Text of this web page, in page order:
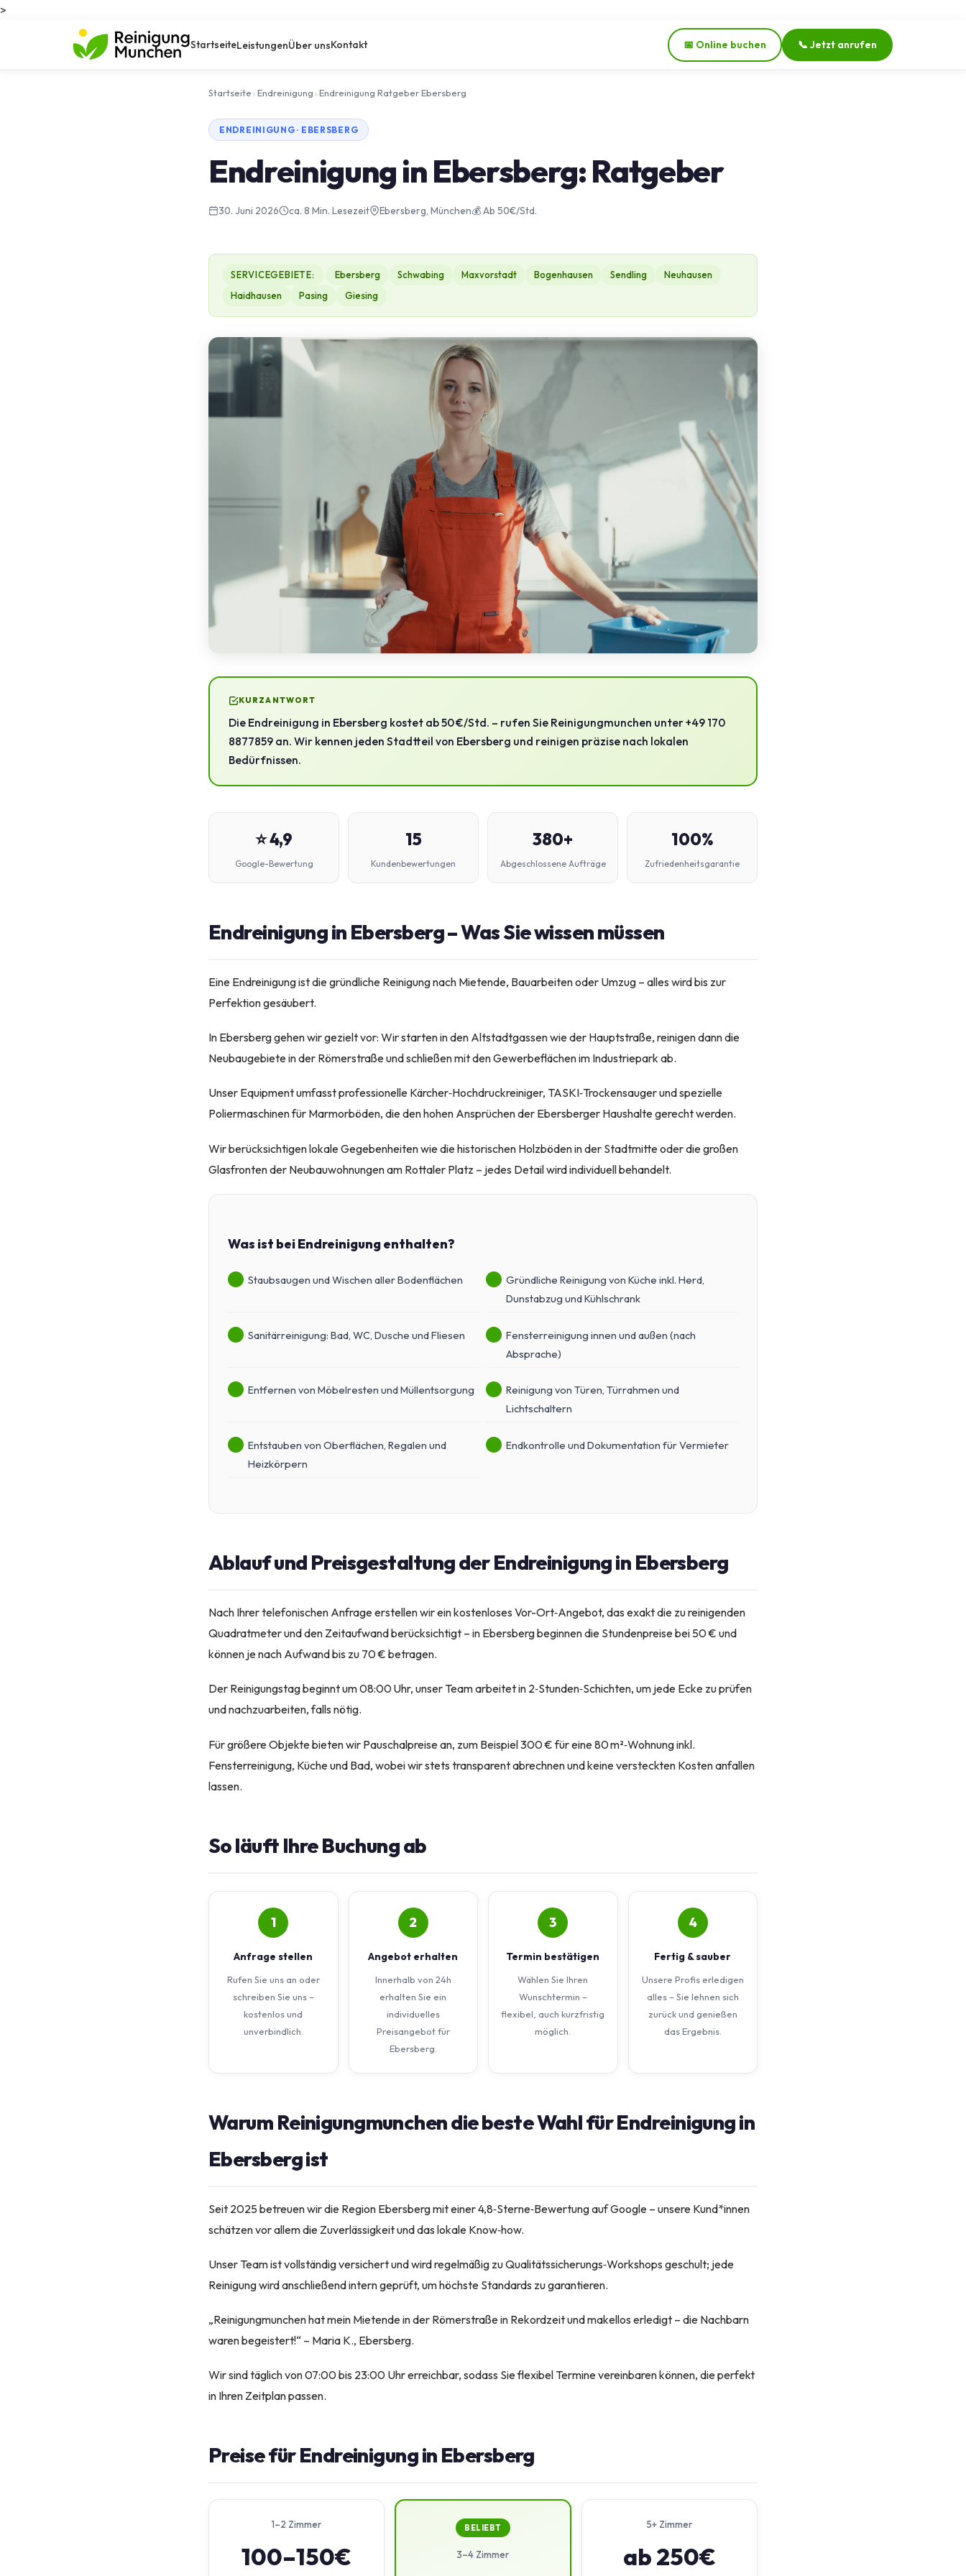
>
StartseiteLeistungenÜber unsKontakt 📅 Online buchen 📞 Jetzt anrufen
Startseite ›Endreinigung ›Endreinigung Ratgeber Ebersberg
ENDREINIGUNG · EBERSBERG
Endreinigung in Ebersberg: Ratgeber
30. Juni 2026 ca. 8 Min. Lesezeit Ebersberg, München💰 Ab 50€/Std.
SERVICEGEBIETE: Ebersberg Schwabing Maxvorstadt Bogenhausen Sendling
Neuhausen
Haidhausen
Pasing Giesing
KURZANTWORT
Die Endreinigung in Ebersberg kostet ab 50 €/Std. – rufen Sie Reinigungmunchen unter +49 170
8877859 an. Wir kennen jeden Stadtteil von Ebersberg und reinigen präzise nach lokalen
Bedürfnissen.
⭐ 4,9
Google-Bewertung
15
Kundenbewertungen
380+
Abgeschlossene Aufträge
100%
Zufriedenheitsgarantie
Endreinigung in Ebersberg – Was Sie wissen müssen
Eine Endreinigung ist die gründliche Reinigung nach Mietende, Bauarbeiten oder Umzug – alles wird bis zur
Perfektion gesäubert.
In Ebersberg gehen wir gezielt vor: Wir starten in den Altstadtgassen wie der Hauptstraße, reinigen dann die
Neubaugebiete in der Römerstraße und schließen mit den Gewerbeflächen im Industriepark ab.
Unser Equipment umfasst professionelle Kärcher‑Hochdruckreiniger, TASKI‑Trockensauger und spezielle
Poliermaschinen für Marmorböden, die den hohen Ansprüchen der Ebersberger Haushalte gerecht werden.
Wir berücksichtigen lokale Gegebenheiten wie die historischen Holzböden in der Stadtmitte oder die großen
Glasfronten der Neubauwohnungen am Rottaler Platz – jedes Detail wird individuell behandelt.
Was ist bei Endreinigung enthalten?
Staubsaugen und Wischen aller Bodenflächen
Gründliche Reinigung von Küche inkl. Herd,
Dunstabzug und Kühlschrank
Sanitärreinigung: Bad, WC, Dusche und Fliesen
Fensterreinigung innen und außen (nach
Absprache)
Entfernen von Möbelresten und Müllentsorgung
Reinigung von Türen, Türrahmen und
Lichtschaltern
Entstauben von Oberflächen, Regalen und
Heizkörpern
Endkontrolle und Dokumentation für Vermieter
Ablauf und Preisgestaltung der Endreinigung in Ebersberg
Nach Ihrer telefonischen Anfrage erstellen wir ein kostenloses Vor-Ort‑Angebot, das exakt die zu reinigenden
Quadratmeter und den Zeitaufwand berücksichtigt – in Ebersberg beginnen die Stundenpreise bei 50 € und
können je nach Aufwand bis zu 70 € betragen.
Der Reinigungstag beginnt um 08:00 Uhr, unser Team arbeitet in 2‑Stunden‑Schichten, um jede Ecke zu prüfen
und nachzuarbeiten, falls nötig.
Für größere Objekte bieten wir Pauschalpreise an, zum Beispiel 300 € für eine 80 m²‑Wohnung inkl.
Fensterreinigung, Küche und Bad, wobei wir stets transparent abrechnen und keine versteckten Kosten anfallen
lassen.
So läuft Ihre Buchung ab
1
Anfrage stellen
Rufen Sie uns an oder
schreiben Sie uns –
kostenlos und
unverbindlich.
2
Angebot erhalten
Innerhalb von 24h
erhalten Sie ein
individuelles
Preisangebot für
Ebersberg.
3
Termin bestätigen
Wählen Sie Ihren
Wunschtermin –
flexibel, auch kurzfristig
möglich.
4
Fertig & sauber
Unsere Profis erledigen
alles – Sie lehnen sich
zurück und genießen
das Ergebnis.
Warum Reinigungmunchen die beste Wahl für Endreinigung in
Ebersberg ist
Seit 2025 betreuen wir die Region Ebersberg mit einer 4,8‑Sterne‑Bewertung auf Google – unsere Kund*innen
schätzen vor allem die Zuverlässigkeit und das lokale Know‑how.
Unser Team ist vollständig versichert und wird regelmäßig zu Qualitätssicherungs‑Workshops geschult; jede
Reinigung wird anschließend intern geprüft, um höchste Standards zu garantieren.
„Reinigungmunchen hat mein Mietende in der Römerstraße in Rekordzeit und makellos erledigt – die Nachbarn
waren begeistert!“ – Maria K., Ebersberg.
Wir sind täglich von 07:00 bis 23:00 Uhr erreichbar, sodass Sie flexibel Termine vereinbaren können, die perfekt
in Ihren Zeitplan passen.
Preise für Endreinigung in Ebersberg
1–2 Zimmer
100–150€
BELIEBT
3–4 Zimmer
5+ Zimmer
ab 250€